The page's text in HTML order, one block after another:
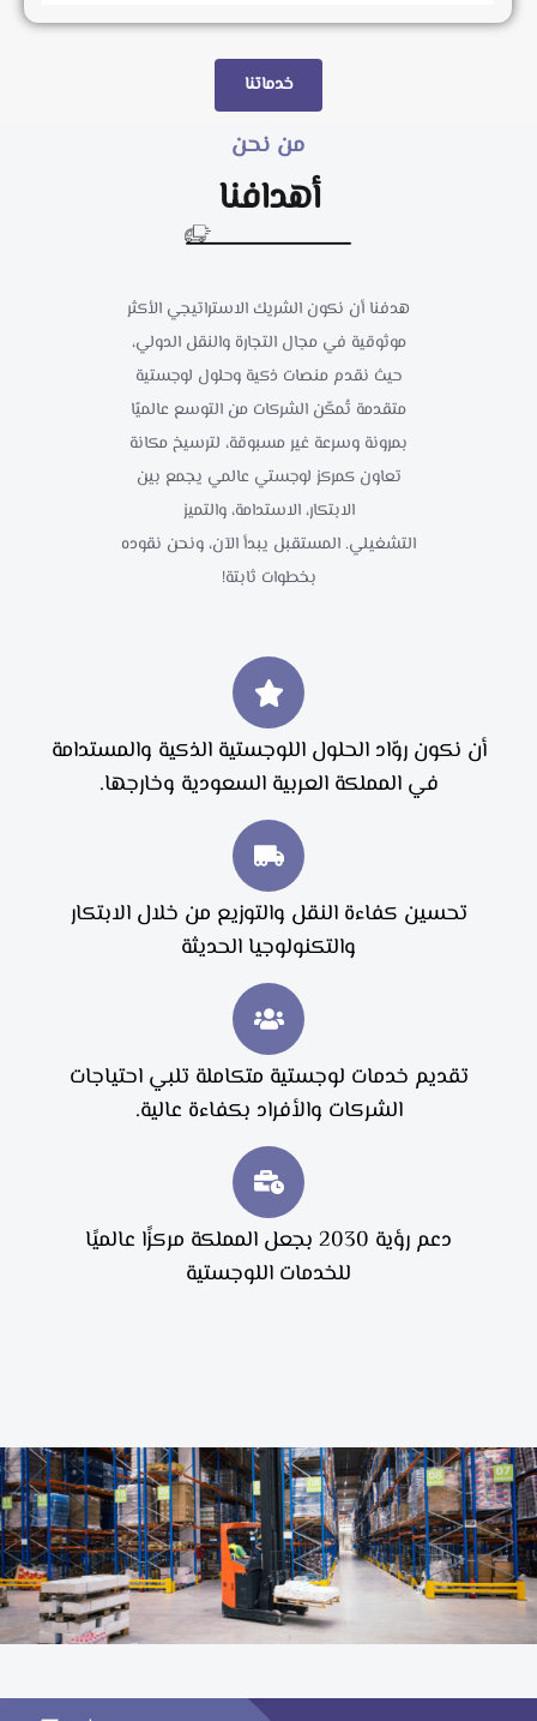
خدماتنا
من نحن
أهدافنا
هدفنا أن نكون الشريك الاستراتيجي الأكثر
موثوقية في مجال التجارة والنقل الدولي،
حيث نقدم منصات ذكية وحلول لوجستية
متقدمة تُمكّن الشركات من التوسع عالميًا
بمرونة وسرعة غير مسبوقة، لترسيخ مكانة
تعاون كمركز لوجستي عالمي يجمع بين
الابتكار، الاستدامة، والتميز
التشغيلي. المستقبل يبدأ الآن، ونحن نقوده
بخطوات ثابتة!
أن نكون روّاد الحلول اللوجستية الذكية والمستدامة
في المملكة العربية السعودية وخارجها.
تحسين كفاءة النقل والتوزيع من خلال الابتكار
والتكنولوجيا الحديثة
تقديم خدمات لوجستية متكاملة تلبي احتياجات
الشركات والأفراد بكفاءة عالية.
دعم رؤية 2030 بجعل المملكة مركزًا عالميًا
للخدمات اللوجستية